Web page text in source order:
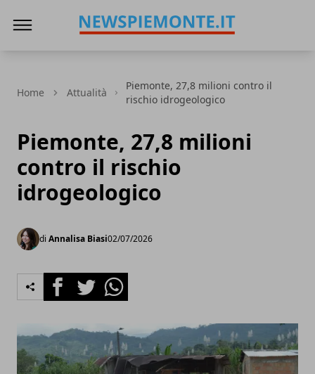
Home Attualità
Piemonte, 27,8 milioni contro il
rischio idrogeologico
Piemonte, 27,8 milioni
contro il rischio
idrogeologico
di Annalisa Biasi02/07/2026
FacebookTwitterWhatsapp